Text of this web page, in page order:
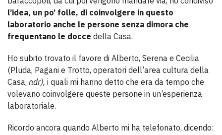
l’idea, un po’ folle, di coinvolgere in questo
laboratorio anche le persone senza dimora che
frequentano le docce della Casa.
Ho subito trovato il favore di Alberto, Serena e Cecilia
(Pluda, Pagani e Trotto, operatori dell’area cultura della
Casa, ndr), i quali mi hanno detto che era da tempo che
volevano coinvolgere queste persone in un’esperienza
laboratoriale.
Ricordo ancora quando Alberto mi ha telefonato, dicendo: